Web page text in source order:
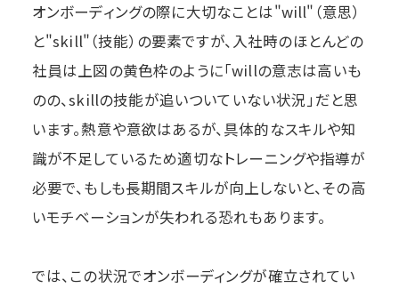
オンボーディングの際に大切なことは"will"（意思）
と"skill"（技能）の要素ですが、入社時のほとんどの
社員は上図の黄色枠のように「willの意志は高いも
のの、skillの技能が追いついていない状況」だと思
います。熱意や意欲はあるが、具体的なスキルや知
識が不足しているため適切なトレーニングや指導が
必要で、もしも長期間スキルが向上しないと、その高
いモチベーションが失われる恐れもあります。
では、この状況でオンボーディングが確立されてい